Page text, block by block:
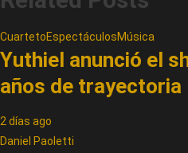
CuartetoEspectáculosMúsica
Yuthiel anunció el
años de trayectoria
2 días ago
Daniel Paoletti